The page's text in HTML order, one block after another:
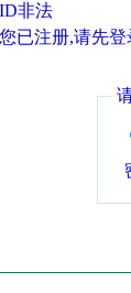
非法
已注册,请先